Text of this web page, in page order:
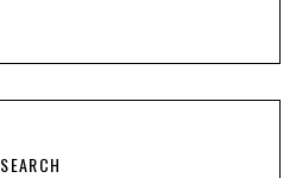
SEARCH